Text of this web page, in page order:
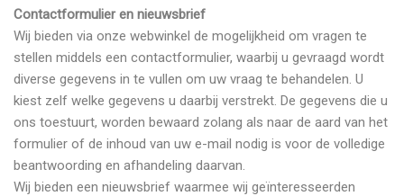
Contactformulier en nieuwsbrief
Wij bieden via onze webwinkel de mogelijkheid om vragen te
stellen middels een contactformulier, waarbij u gevraagd wordt
diverse gegevens in te vullen om uw vraag te behandelen. U
kiest zelf welke gegevens u daarbij verstrekt. De gegevens die u
ons toestuurt, worden bewaard zolang als naar de aard van het
formulier of de inhoud van uw e-mail nodig is voor de volledige
beantwoording en afhandeling daarvan.
Wij bieden een nieuwsbrief waarmee wij geïnteresseerden